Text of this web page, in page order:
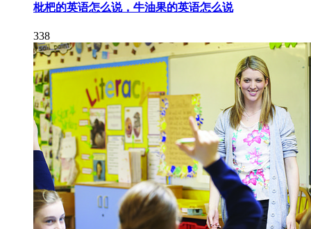
枇杷的英语怎么说，牛油果的英语怎么说
338